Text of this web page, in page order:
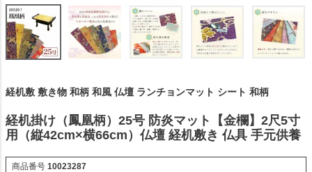
経机敷 敷き物 和柄 和風 仏壇 ランチョンマット シート 和柄
経机掛け（鳳凰柄）25号 防炎マット【金欄】2尺5寸
用（縦42cm×横66cm）仏壇 経机敷き 仏具 手元供養
商品番号 10023287